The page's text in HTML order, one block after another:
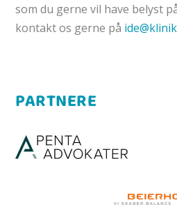
som du gerne vil have belyst
kontakt os gerne på
PARTNERE